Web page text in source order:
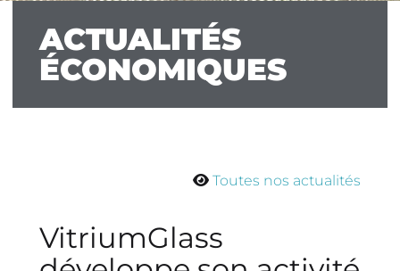
ACTUALITÉS
ÉCONOMIQUES
Toutes nos actualités
VitriumGlass